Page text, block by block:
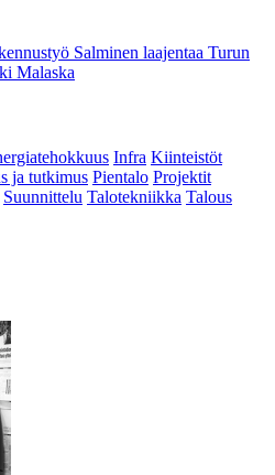
Salminen laajentaa Turun
Malaska
Infra Kiinteistöt
ja tutkimus Pientalo Projektit
Suunnittelu Talotekniikka Talous